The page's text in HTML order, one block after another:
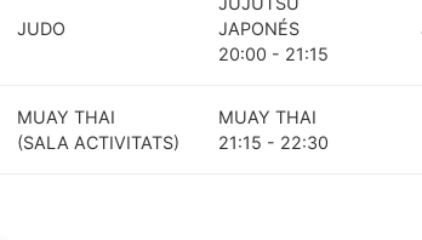
JUDO
JAPONÉS
20:00 - 21:15
MUAY THAI
(SALA ACTIVITATS)
MUAY THAI
21:15 - 22:30